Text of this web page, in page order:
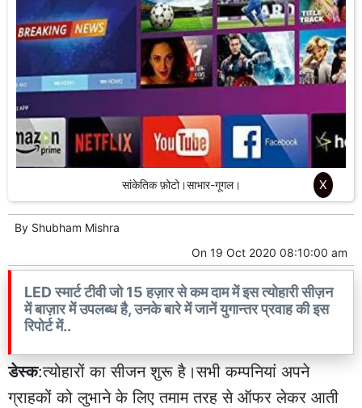
सांकेतिक फ़ोटो।साभार-गूगल।
By Shubham Mishra
On 19 Oct 2020 08:10:00 am
LED स्मार्ट टीवी जो 15 हज़ार से कम दाम में इस त्योहारी सीज़न
में बाज़ार में उपलब्ध है, उनके बारे में जानें युगान्तर प्रवाह की इस
रिपोर्ट में..
डेस्क:त्योहारों का सीजन शुरू है।सभी कम्पनियां अपने
ग्राहकों को लुभाने के लिए तमाम तरह से ऑफर लेकर आती
X